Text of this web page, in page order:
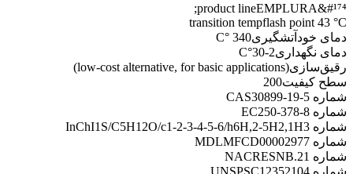
product lineEMPLURA&#¹⁷⁴;
transition tempflash point 43 °C
دمای خودآتشگیری340 °C
دمای نگهداری2-30°C
رقیق‌سازی(low-cost alternative, for basic applications)
سطح کیفیت200
شماره CAS 30899-19-5
شماره EC 250-378-8
شماره InChI 1S/C5H12O/c1-2-3-4-5-6/h6H,2-5H2,1H3
شماره MDL MFCD00002977
شماره NACRES NB.21
شماره UNSPSC 12352104